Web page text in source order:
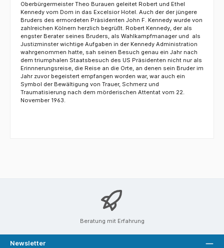
Oberbürgermeister Theo Burauen geleitet Robert und Ethel
Kennedy vom Dom in das Excelsior Hotel. Auch der der jüngere
Bruders des ermordeten Präsidenten John F. Kennedy wurde von
zahlreichen Kölnern herzlich begrüßt. Robert Kennedy, der als
engster Berater seines Bruders, als Wahlkampfmanager und als
Justizminster wichtige Aufgaben in der Kennedy Administration
wahrgenommen hatte, sah seinen Besuch genau ein Jahr nach
dem triumphalen Staatsbesuch des US Präsidenten nicht nur als
Erinnnerungsreise, die Reise an die Orte, an denen sein Bruder im
Jahr zuvor begeistert empfangen worden war, war auch ein
Symbol der Bewältigung von Trauer, Schmerz und
Traumatisierung nach dem mörderischen Attentat vom 22.
November 1963.
Beratung mit Erfahrung
Newsletter